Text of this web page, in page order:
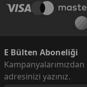
E Bülten Aboneliği
adresinizi yazınız.